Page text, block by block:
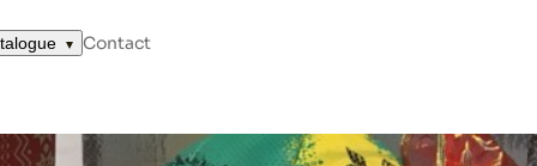
Contact